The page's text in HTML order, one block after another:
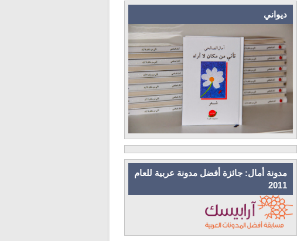
ديواني
مدونة أمال: جائزة أفضل مدونة عربية للعام
2011